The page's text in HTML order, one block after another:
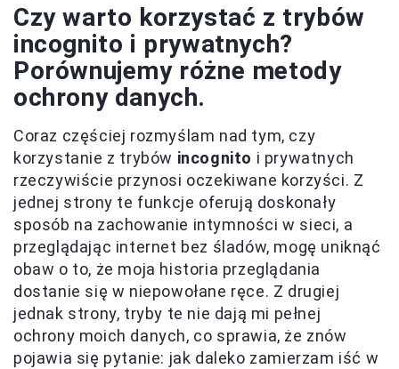
Czy warto korzystać z trybów
incognito i prywatnych?
Porównujemy różne metody
ochrony danych.
Coraz częściej rozmyślam nad tym, czy
korzystanie z trybów incognito i prywatnych
rzeczywiście przynosi oczekiwane korzyści. Z
jednej strony te funkcje oferują doskonały
sposób na zachowanie intymności w sieci, a
przeglądając internet bez śladów, mogę uniknąć
obaw o to, że moja historia przeglądania
dostanie się w niepowołane ręce. Z drugiej
jednak strony, tryby te nie dają mi pełnej
ochrony moich danych, co sprawia, że znów
pojawia się pytanie: jak daleko zamierzam iść w